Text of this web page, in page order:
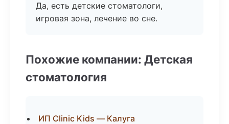
Да, есть детские стоматологи,
игровая зона, лечение во сне.
Похожие компании: Детская
стоматология
ИП Clinic Kids — Калуга